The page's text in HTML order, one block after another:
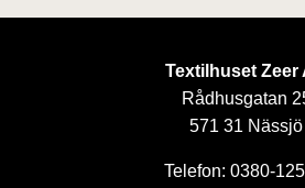
Textilhuset Zeer
Rådhusgatan
571 31 Nässjö
Telefon: 0380-